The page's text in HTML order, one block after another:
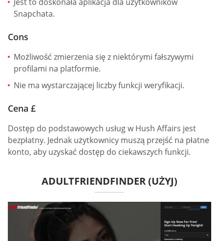
Snapchata.
Cons
Możliwość zmierzenia się z niektórymi fałszywymi
profilami na platformie.
Nie ma wystarczającej liczby funkcji weryfikacji.
Cena £
Dostęp do podstawowych usług w Hush Affairs jest
bezpłatny. Jednak użytkownicy muszą przejść na płatne
konto, aby uzyskać dostęp do ciekawszych funkcji.
ADULTFRIENDFINDER (UŻYJ)